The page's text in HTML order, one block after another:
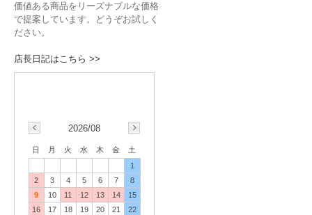
価値ある商品をリーズナブルな価格
で提案しています。どうぞお試しく
ださい。
店長日記はこちら >>
2026/08
日 月 火 水 木 金
土
1
2
3 4 5 6 7
8
9
10 11 12 13 14
15
16
17 18 19 20 21
22